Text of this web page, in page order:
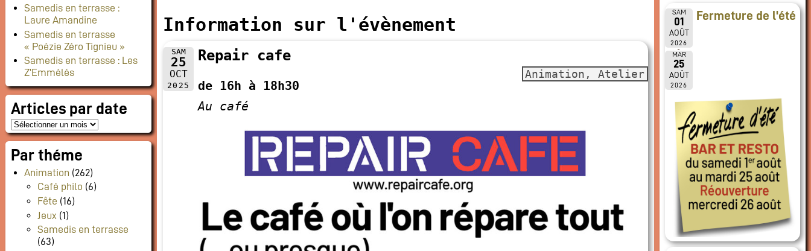
Information sur l'évènement
SAM
25
OCT
2025
Repair cafe
de 16h à 18h30
Au café
Animation, Atelier
Samedis en terrasse :
Laure Amandine
Samedis en terrasse
« Poézie Zéro Tignieu »
Samedis en terrasse : Les
Z’Emmélés
Articles par date
Par théme
Animation (262)
Café philo (6)
Fête (16)
Jeux (1)
Samedis en terrasse
(63)
SAM
01
AOÛT
2026
MAR
25
AOÛT
2026
Fermeture de l'été